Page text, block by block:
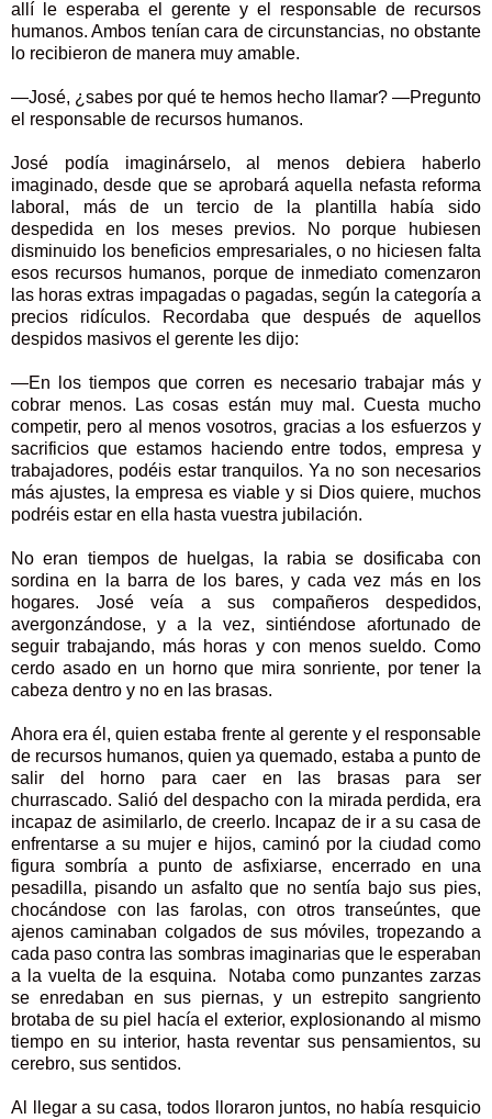
allí le esperaba el gerente y el responsable de recursos
humanos. Ambos tenían cara de circunstancias, no obstante
lo recibieron de manera muy amable.
—José, ¿sabes por qué te hemos hecho llamar? —Pregunto
el responsable de recursos humanos.
José podía imaginárselo, al menos debiera haberlo
imaginado, desde que se aprobará aquella nefasta reforma
laboral, más de un tercio de la plantilla había sido
despedida en los meses previos. No porque hubiesen
disminuido los beneficios empresariales, o no hiciesen falta
esos recursos humanos, porque de inmediato comenzaron
las horas extras impagadas o pagadas, según la categoría a
precios ridículos. Recordaba que después de aquellos
despidos masivos el gerente les dijo:
—En los tiempos que corren es necesario trabajar más y
cobrar menos. Las cosas están muy mal. Cuesta mucho
competir, pero al menos vosotros, gracias a los esfuerzos y
sacrificios que estamos haciendo entre todos, empresa y
trabajadores, podéis estar tranquilos. Ya no son necesarios
más ajustes, la empresa es viable y si Dios quiere, muchos
podréis estar en ella hasta vuestra jubilación.
No eran tiempos de huelgas, la rabia se dosificaba con
sordina en la barra de los bares, y cada vez más en los
hogares. José veía a sus compañeros despedidos,
avergonzándose, y a la vez, sintiéndose afortunado de
seguir trabajando, más horas y con menos sueldo. Como
cerdo asado en un horno que mira sonriente, por tener la
cabeza dentro y no en las brasas.
Ahora era él, quien estaba frente al gerente y el responsable
de recursos humanos, quien ya quemado, estaba a punto de
salir del horno para caer en las brasas para ser
churrascado. Salió del despacho con la mirada perdida, era
incapaz de asimilarlo, de creerlo. Incapaz de ir a su casa de
enfrentarse a su mujer e hijos, caminó por la ciudad como
figura sombría a punto de asfixiarse, encerrado en una
pesadilla, pisando un asfalto que no sentía bajo sus pies,
chocándose con las farolas, con otros transeúntes, que
ajenos caminaban colgados de sus móviles, tropezando a
cada paso contra las sombras imaginarias que le esperaban
a la vuelta de la esquina. Notaba como punzantes zarzas
se enredaban en sus piernas, y un estrepito sangriento
brotaba de su piel hacía el exterior, explosionando al mismo
tiempo en su interior, hasta reventar sus pensamientos, su
cerebro, sus sentidos.
Al llegar a su casa, todos lloraron juntos, no había resquicio